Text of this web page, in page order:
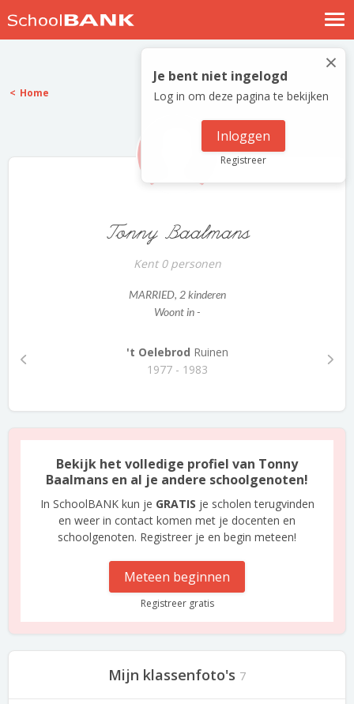
Nostalgische verhalen
Log in
Meld je gratis aan
×
Je bent niet ingelogd
Log in om deze pagina te bekijken
Inloggen
Registreer
Home
Tonny Baalmans
Kent 0 personen
MARRIED, 2 kinderen
Woont in -
't Oelebrod Ruinen
1977 - 1983
Bekijk het volledige profiel van Tonny
Baalmans en al je andere schoolgenoten!
In SchoolBANK kun je GRATIS je scholen terugvinden
en weer in contact komen met je docenten en
schoolgenoten. Registreer je en begin meteen!
Meteen beginnen
Registreer gratis
Mijn klassenfoto's 7